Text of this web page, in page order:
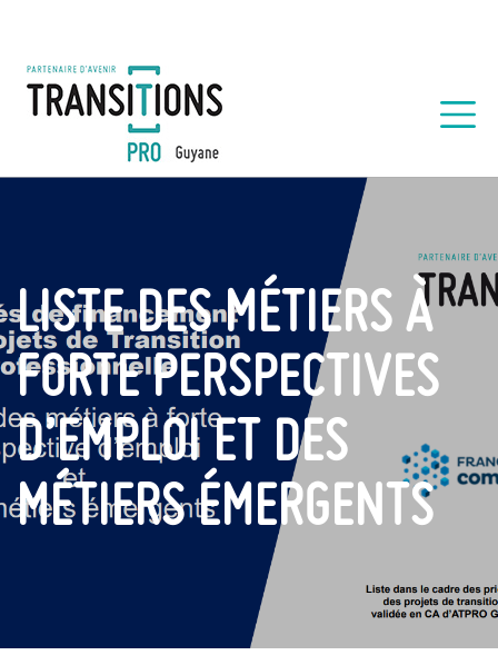
LISTE DES MÉTIERS À
FORTE PERSPECTIVES
D’EMPLOI ET DES
MÉTIERS ÉMERGENTS